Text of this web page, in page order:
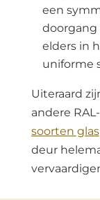
een
doorgang
elders in
uniforme
Uiteraard
andere
soorten glas
deur